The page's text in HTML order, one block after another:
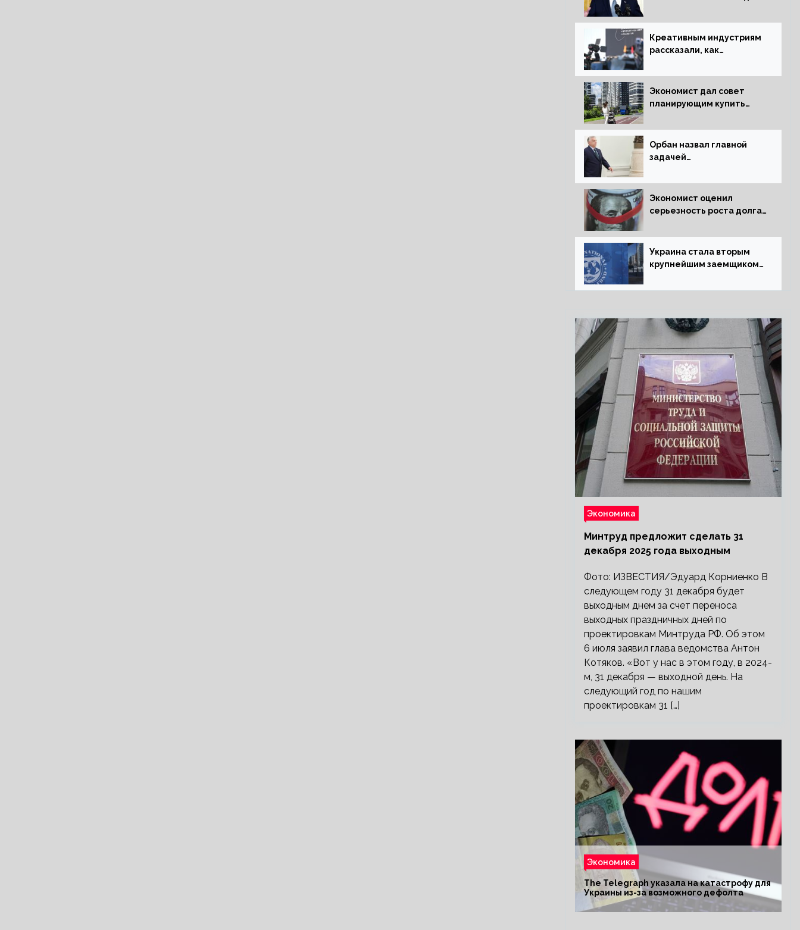
выборов
Креативным индустриям
рассказали, как
для российской
экономики
Экономист дал совет
планирующим купить
Орбан назвал главной
задачей
Венгрии в Совете ЕС
борьбу за мир
Экономист оценил
серьезность роста долга
Украина стала вторым
крупнейшим заемщиком
Экономика
Минтруд предложит сделать 31
декабря 2025 года выходным
Фото: ИЗВЕСТИЯ/Эдуард Корниенко В
следующем году 31 декабря будет
выходным днем за счет переноса
выходных праздничных дней по
проектировкам Минтруда РФ. Об этом
6 июля заявил глава ведомства Антон
Котяков. «Вот у нас в этом году, в 2024-
м, 31 декабря — выходной день. На
следующий год по нашим
проектировкам 31 […]
Экономика
The Telegraph указала на катастрофу для
Украины из-за возможного дефолта